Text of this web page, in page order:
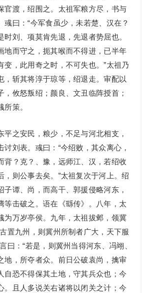
官渡，绍围之。太祖军粮方尽，书与
彧曰：“今军食虽少，未若楚、汉在？
时刘、项莫肯先退，先退者势屈也。
地而守之，扼其喉而不得进，已半年
变，此用奇之时，不可失也。”太祖乃
，斩其将淳于琼等，绍退走。审配以
，攸怒叛绍；颜良、文丑临阵授首；
策。
之安民，粮少，不足与河北相支，
刘表。彧曰：“今绍败，其众离心，
背？克？、豫，远师江、汉，若绍收
，则公事去矣。”太祖复次于河上。绍
子谭、尚，而高干、郭援侵略河东，
等击破之。语在《繇传》。八年，太
为万岁亭侯。九年，太祖拔邺，领冀
置九州，则冀州所制者广大，天下服
曰：“若是，则冀州当得河东、冯翊、
地，所夺者众。前日公破袁尚，擒审
自恐不得保其土地，守其兵众也；今
。且人多说关右诸将以闭关之计；今